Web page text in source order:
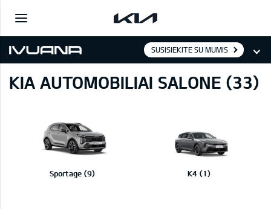
SUSISIEKITE SU MUMIS
KIA AUTOMOBILIAI SALONE (33)
Sportage (9) K4 (1)